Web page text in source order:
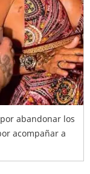
abandonar los
acompañar a